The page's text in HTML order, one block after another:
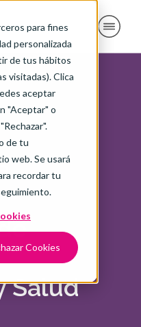
para fines
personalizada
de tus hábitos
visitadas). Clica
aceptar
"Aceptar" o
de tu
web. Se usará
recordar tu
Cookies
Salud